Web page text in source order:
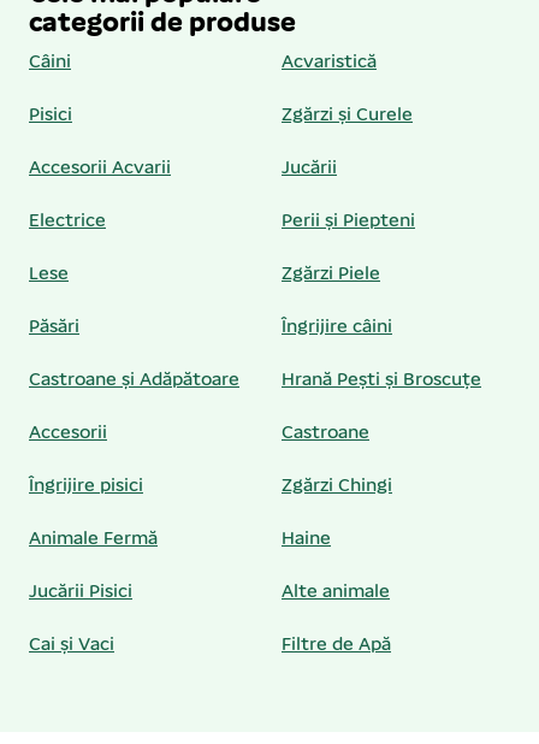
categorii de produse
Câini Acvaristică
Pisici Zgărzi și Curele
Accesorii Acvarii Jucării
Electrice Perii și Piepteni
Lese Zgărzi Piele
Păsări Îngrijire câini
Castroane și Adăpătoare Hrană Pești și Broscuțe
Accesorii Castroane
Îngrijire pisici Zgărzi Chingi
Animale Fermă Haine
Jucării Pisici Alte animale
Cai și Vaci Filtre de Apă